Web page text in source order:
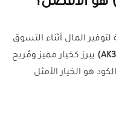
المال أثناء التسوق
يبرز كخيار مميز ومُريح
هو الخيار الأمثل